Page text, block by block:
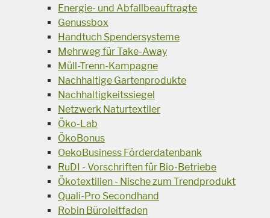
Energie- und Abfallbeauftragte
Genussbox
Handtuch Spendersysteme
Mehrweg für Take-Away
Müll-Trenn-Kampagne
Nachhaltige Gartenprodukte
Nachhaltigkeitssiegel
Netzwerk Naturtextiler
Öko-Lab
ÖkoBonus
OekoBusiness Förderdatenbank
RuDI - Vorschriften für Bio-Betriebe
Ökotextilien - Nische zum Trendprodukt
Quali-Pro Secondhand
Robin Büroleitfaden